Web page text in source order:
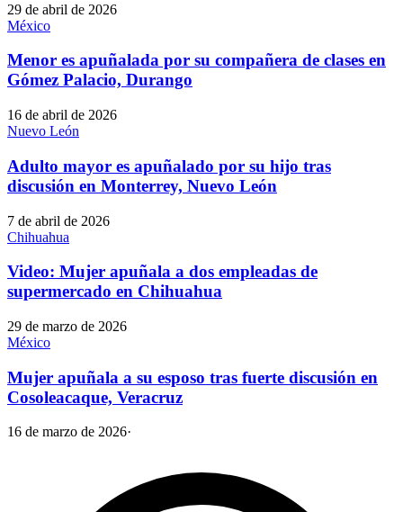
29 de abril de 2026
México
Menor es apuñalada por su compañera de clases en
Gómez Palacio, Durango
16 de abril de 2026
Nuevo León
Adulto mayor es apuñalado por su hijo tras
discusión en Monterrey, Nuevo León
7 de abril de 2026
Chihuahua
Video: Mujer apuñala a dos empleadas de
supermercado en Chihuahua
29 de marzo de 2026
México
Mujer apuñala a su esposo tras fuerte discusión en
Cosoleacaque, Veracruz
16 de marzo de 2026·